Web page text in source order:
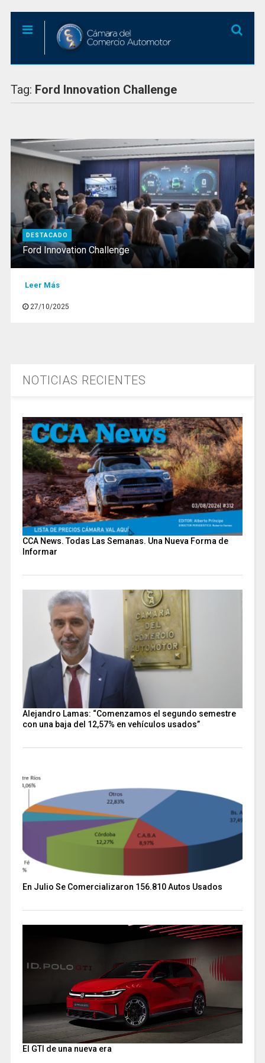
Tag: Ford Innovation Challenge
DESTACADO
Ford Innovation Challenge
Leer Más
27/10/2025
NOTICIAS RECIENTES
CCA News. Todas Las Semanas. Una Nueva Forma de
Informar
Alejandro Lamas: “Comenzamos el segundo semestre
con una baja del 12,57% en vehículos usados”
En Julio Se Comercializaron 156.810 Autos Usados
El GTI de una nueva era